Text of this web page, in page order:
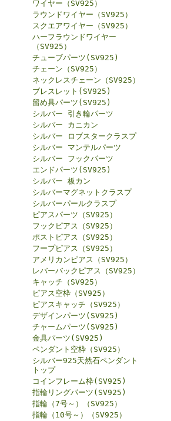
ワイヤー（SV925）
ラウンドワイヤー（SV925）
スクエアワイヤー（SV925）
ハーフラウンドワイヤー
（SV925）
チューブパーツ(SV925)
チェーン（SV925）
ネックレスチェーン（SV925）
ブレスレット(SV925)
留め具パーツ(SV925)
シルバー 引き輪パーツ
シルバー カニカン
シルバー ロブスタークラスプ
シルバー マンテルパーツ
シルバー フックパーツ
エンドパーツ(SV925)
シルバー 板カン
シルバーマグネットクラスプ
シルバーパールクラスプ
ピアスパーツ（SV925）
フックピアス（SV925）
ポストピアス（SV925）
フープピアス（SV925）
アメリカンピアス（SV925）
レバーバックピアス（SV925）
キャッチ（SV925）
ピアス空枠（SV925）
ピアスキャッチ（SV925）
デザインパーツ(SV925)
チャームパーツ(SV925)
金具パーツ(SV925)
ペンダント空枠（SV925）
シルバー925天然石ペンダント
トップ
コインフレーム枠(SV925)
指輪リングパーツ(SV925)
指輪（7号～）（SV925）
指輪（10号～）（SV925）